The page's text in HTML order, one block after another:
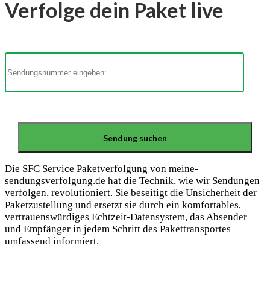
Verfolge dein Paket live
Die SFC Service Paketverfolgung von meine-
sendungsverfolgung.de hat die Technik, wie wir Sendungen
verfolgen, revolutioniert. Sie beseitigt die Unsicherheit der
Paketzustellung und ersetzt sie durch ein komfortables,
vertrauenswürdiges Echtzeit-Datensystem, das Absender
und Empfänger in jedem Schritt des Pakettransportes
umfassend informiert.